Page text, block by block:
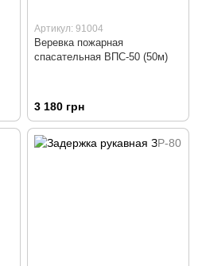
Артикул: 91004
Веревка пожарная
спасательная ВПС-50 (50м)
3 180 грн